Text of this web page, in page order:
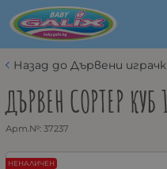
Назад до Дървени
ДЪРВЕН СОРТЕР КУБ
Арт.№: 37237
НЕНАЛИЧЕН